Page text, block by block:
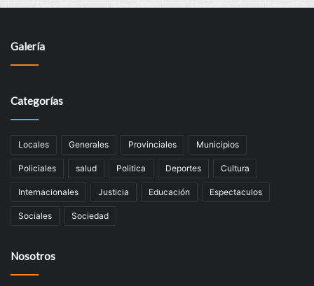
Galería
Categorías
Locales Generales Provinciales Municipios
Policiales salud Politica Deportes Cultura
Internacionales Justicia Educación Espectaculos
Sociales Sociedad
Nosotros